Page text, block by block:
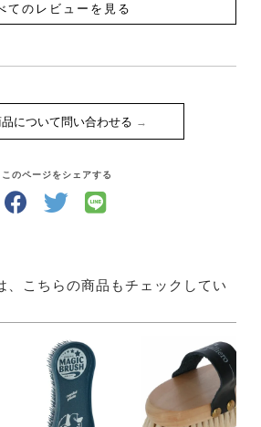
てのレビューを見る
品について問い合わせる
このページをシェアする
、こちらの商品もチェックしてい